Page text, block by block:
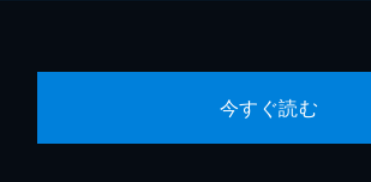
今すぐ読む